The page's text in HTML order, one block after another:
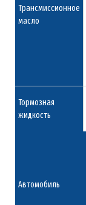
Трансмиссионное
масло
Тормозная
жидкость
Автомобиль